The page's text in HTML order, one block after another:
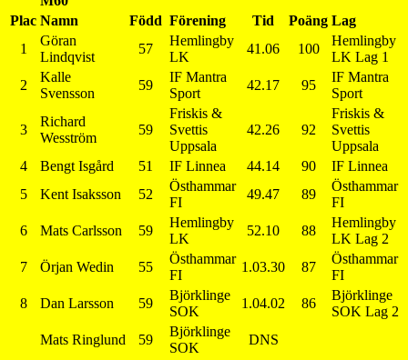
Plac Namn Född Förening Tid Poäng Lag
1
Göran
Lindqvist
57
Hemlingby
LK
41.06 100
Hemlingby
LK Lag 1
2
Kalle
Svensson
59
IF Mantra
Sport
42.17 95
IF Mantra
Sport
3
Richard
Wesström
59
Friskis &
Svettis
Uppsala
42.26 92
Friskis &
Svettis
Uppsala
4
Bengt Isgård 51 IF Linnea 44.14 90
IF Linnea
5
Kent Isaksson 52
Östhammar
FI
49.47 89
Östhammar
FI
6
Mats Carlsson 59
Hemlingby
LK
52.10 88
Hemlingby
LK Lag 2
7
Örjan Wedin 55
Östhammar
FI
1.03.30 87
Östhammar
FI
8
Dan Larsson 59
Björklinge
SOK
1.04.02 86
Björklinge
SOK Lag 2
Mats Ringlund
59
Björklinge
SOK
DNS